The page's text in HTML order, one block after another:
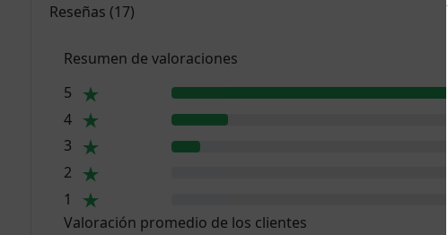
Reseñas (17)
Resumen de valoraciones
5
4
3
2
1
Valoración promedio de los clientes